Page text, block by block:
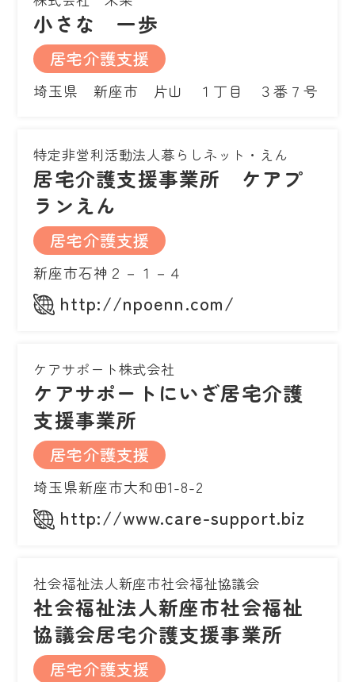
小さな 一歩
居宅介護支援
埼玉県 新座市 片山 １丁目 ３番７号
特定非営利活動法人暮らしネット・えん
居宅介護支援事業所 ケアプ
ランえん
居宅介護支援
新座市石神２－１－４
http://npoenn.com/
ケアサポート株式会社
ケアサポートにいざ居宅介護
支援事業所
居宅介護支援
埼玉県新座市大和田1-8-2
http://www.care-support.biz
社会福祉法人新座市社会福祉協議会
社会福祉法人新座市社会福祉
協議会居宅介護支援事業所
居宅介護支援